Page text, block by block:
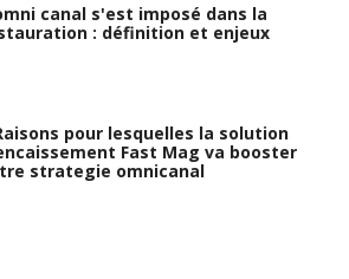
canal s'est imposé dans la
: définition et enjeux
pour lesquelles la solution
Fast Mag va booster
strategie omnicanal